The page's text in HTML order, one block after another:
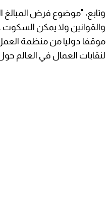
وتابع، "موضوع فرض المبالغ
والقوانين ولا يمكن
موقفا دوليا من منظمة العمل
لنقابات العمال في العالم